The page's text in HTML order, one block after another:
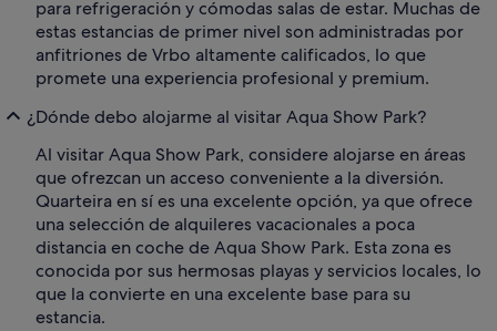
para refrigeración y cómodas salas de estar. Muchas de
estas estancias de primer nivel son administradas por
anfitriones de Vrbo altamente calificados, lo que
promete una experiencia profesional y premium.
¿Dónde debo alojarme al visitar Aqua Show Park?
Al visitar Aqua Show Park, considere alojarse en áreas
que ofrezcan un acceso conveniente a la diversión.
Quarteira en sí es una excelente opción, ya que ofrece
una selección de alquileres vacacionales a poca
distancia en coche de Aqua Show Park. Esta zona es
conocida por sus hermosas playas y servicios locales, lo
que la convierte en una excelente base para su
estancia.